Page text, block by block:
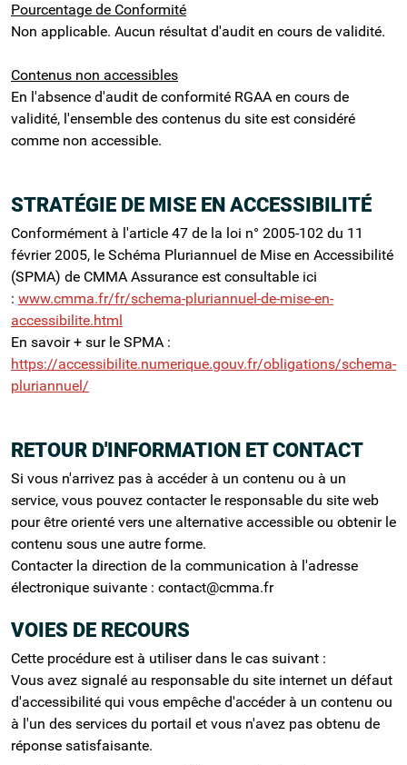
Pourcentage de Conformité
Non applicable. Aucun résultat d'audit en cours de validité.
Contenus non accessibles
En l'absence d'audit de conformité RGAA en cours de
validité, l'ensemble des contenus du site est considéré
comme non accessible.
STRATÉGIE DE MISE EN ACCESSIBILITÉ
Conformément à l'article 47 de la loi n° 2005-102 du 11
février 2005, le Schéma Pluriannuel de Mise en Accessibilité
(SPMA) de CMMA Assurance est consultable ici
: www.cmma.fr/fr/schema-pluriannuel-de-mise-en-
accessibilite.html
En savoir + sur le SPMA :
https://accessibilite.numerique.gouv.fr/obligations/schema-
pluriannuel/
RETOUR D'INFORMATION ET CONTACT
Si vous n'arrivez pas à accéder à un contenu ou à un
service, vous pouvez contacter le responsable du site web
pour être orienté vers une alternative accessible ou obtenir le
contenu sous une autre forme.
Contacter la direction de la communication à l'adresse
électronique suivante : contact@cmma.fr
VOIES DE RECOURS
Cette procédure est à utiliser dans le cas suivant :
Vous avez signalé au responsable du site internet un défaut
d'accessibilité qui vous empêche d'accéder à un contenu ou
à l'un des services du portail et vous n'avez pas obtenu de
réponse satisfaisante.